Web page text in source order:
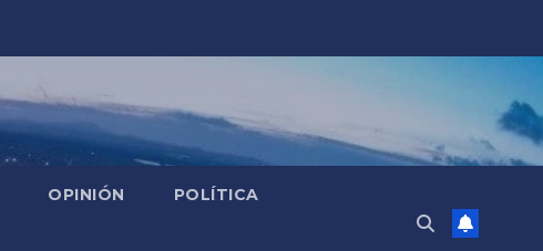
OPINIÓN POLÍTICA